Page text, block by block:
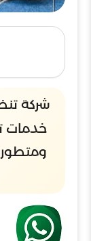
شركة
خدمات